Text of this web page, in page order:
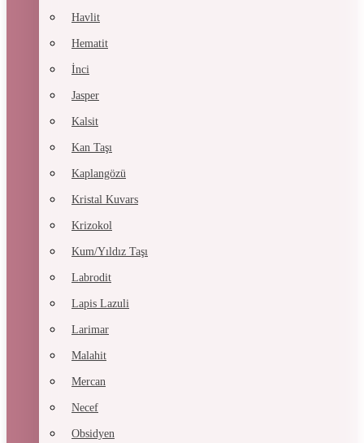
Havlit
Hematit
İnci
Jasper
Kalsit
Kan Taşı
Kaplangözü
Kristal Kuvars
Krizokol
Kum/Yıldız Taşı
Labrodit
Lapis Lazuli
Larimar
Malahit
Mercan
Necef
Obsidyen